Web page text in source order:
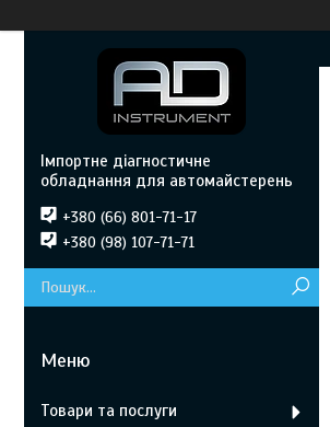
Імпортне діагностичне
обладнання для автомайстерень
+380 (66) 801-71-17
+380 (98) 107-71-71
Товари та послуги